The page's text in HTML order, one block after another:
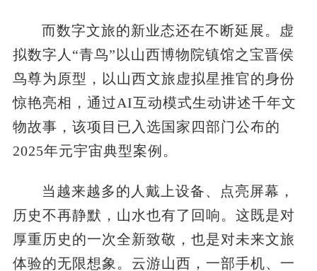
而数字文旅的新业态还在不断延展。虚
拟数字人“青鸟”以山西博物院镇馆之宝晋侯
鸟尊为原型，以山西文旅虚拟星推官的身份
惊艳亮相，通过AI互动模式生动讲述千年文
物故事，该项目已入选国家四部门公布的
2025年元宇宙典型案例。
当越来越多的人戴上设备、点亮屏幕，
历史不再静默，山水也有了回响。这既是对
厚重历史的一次全新致敬，也是对未来文旅
体验的无限想象。云游山西，一部手机、一